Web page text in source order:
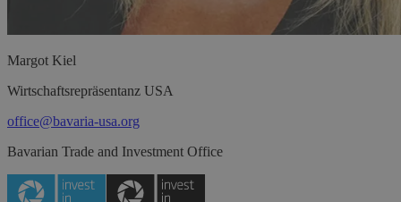
Margot Kiel
Wirtschaftsrepräsentanz USA
office@bavaria-usa.org
Bavarian Trade and Investment Office